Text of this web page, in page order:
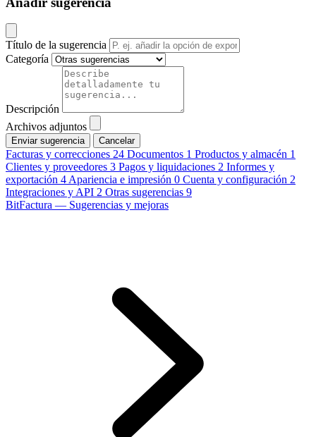
Título de la sugerencia
Categoría
Descripción
Archivos adjuntos
Cancelar
Facturas y correcciones 24 Documentos 1 Productos y almacén 1
Clientes y proveedores 3 Pagos y liquidaciones 2 Informes y
exportación 4 Apariencia e impresión 0 Cuenta y configuración 2
Integraciones y API 2 Otras sugerencias 9
BitFactura — Sugerencias y mejoras